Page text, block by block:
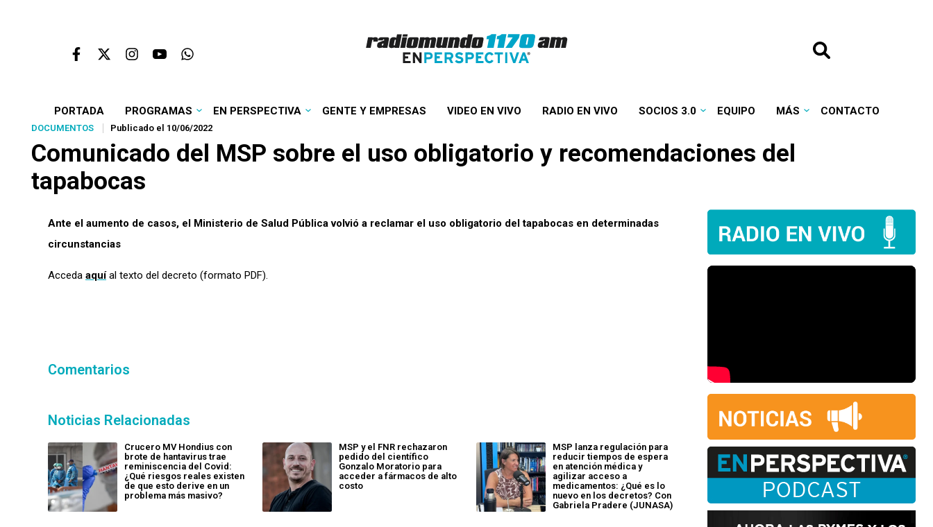
PORTADA PROGRAMAS EN PERSPECTIVA GENTE Y EMPRESAS VIDEO EN VIVO RADIO EN VIVO SOCIOS 3.0 EQUIPO MÁS CONTACTO
DOCUMENTOS Publicado el 10/06/2022
Comunicado del MSP sobre el uso obligatorio y recomendaciones del
tapabocas
Ante el aumento de casos, el Ministerio de Salud Pública volvió a reclamar el uso obligatorio del tapabocas en determinadas
circunstancias
Acceda aquíal texto del decreto (formato PDF).
Comentarios
Noticias Relacionadas
Crucero MV Hondius con
brote de hantavirus trae
reminiscencia del Covid:
¿Qué riesgos reales existen
de que esto derive en un
problema más masivo?
MSP y el FNR rechazaron
pedido del científico
Gonzalo Moratorio para
acceder a fármacos de alto
costo
MSP lanza regulación para
reducir tiempos de espera
en atención médica y
agilizar acceso a
medicamentos: ¿Qué es lo
nuevo en los decretos? Con
Gabriela Pradere (JUNASA)